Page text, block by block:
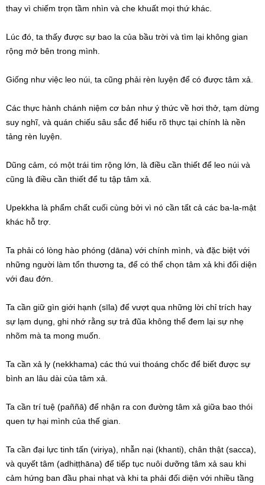
thay vì chiếm trọn tầm nhìn và che khuất mọi thứ khác.
Lúc đó, ta thấy được sự bao la của bầu trời và tìm lại không gian
rộng mở bên trong mình.
Giống như việc leo núi, ta cũng phải rèn luyện để có được tâm xả.
Các thực hành chánh niệm cơ bản như ý thức về hơi thở, tạm dừng
suy nghĩ, và quán chiếu sâu sắc để hiểu rõ thực tại chính là nền
tảng rèn luyện.
Dũng cảm, có một trái tim rộng lớn, là điều cần thiết để leo núi và
cũng là điều cần thiết để tu tập tâm xả.
Upekkha là phẩm chất cuối cùng bởi vì nó cần tất cả các ba-la-mật
khác hỗ trợ.
Ta phải có lòng hào phóng (dāna) với chính mình, và đặc biệt với
những người làm tổn thương ta, để có thể chọn tâm xả khi đối diện
với đau đớn.
Ta cần giữ gìn giới hạnh (sīla) để vượt qua những lời chỉ trích hay
sự lạm dụng, ghi nhớ rằng sự trả đũa không thể đem lại sự nhẹ
nhõm mà ta mong muốn.
Ta cần xả ly (nekkhama) các thú vui thoáng chốc để biết được sự
bình an lâu dài của tâm xả.
Ta cần trí tuệ (paññā) để nhận ra con đường tâm xả giữa bao thói
quen tự hại mình của thế gian.
Ta cần đại lực tinh tấn (viriya), nhẫn nại (khanti), chân thật (sacca),
và quyết tâm (adhiṭṭhāna) để tiếp tục nuôi dưỡng tâm xả sau khi
cảm hứng ban đầu phai nhạt và khi ta phải đối diện với nhiều tầng